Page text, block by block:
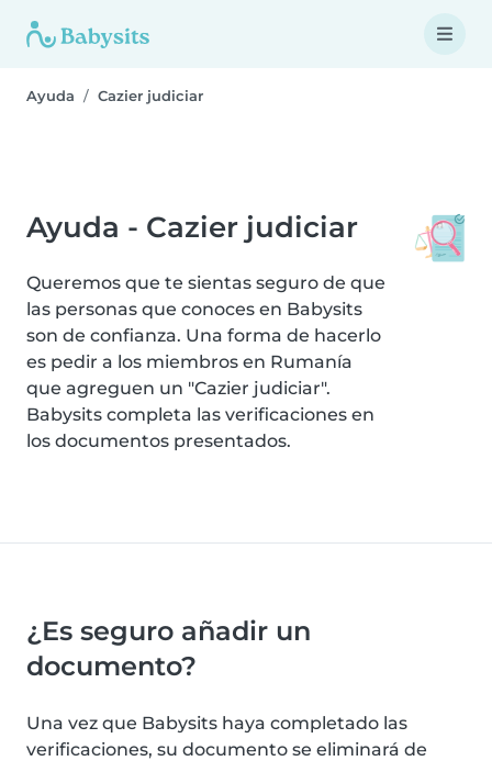
Ayuda Cazier judiciar
Ayuda - Cazier judiciar
Queremos que te sientas seguro de que
las personas que conoces en Babysits
son de confianza. Una forma de hacerlo
es pedir a los miembros en Rumanía
que agreguen un "Cazier judiciar".
Babysits completa las verificaciones en
los documentos presentados.
¿Es seguro añadir un
documento?
Una vez que Babysits haya completado las
verificaciones, su documento se eliminará de